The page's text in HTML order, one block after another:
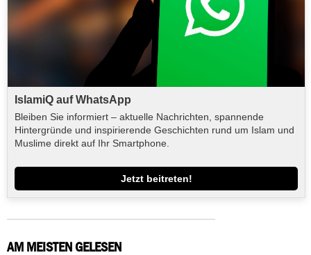
IslamiQ auf WhatsApp
Bleiben Sie informiert – aktuelle Nachrichten, spannende
Hintergründe und inspirierende Geschichten rund um Islam und
Muslime direkt auf Ihr Smartphone.
Jetzt beitreten!
AM MEISTEN GELESEN